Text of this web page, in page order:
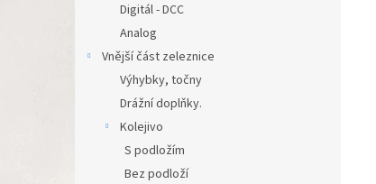
Digitál - DCC
Analog
Vnější část zeleznice
Výhybky, točny
Drážní doplňky.
Kolejivo
S podložím
Bez podloží